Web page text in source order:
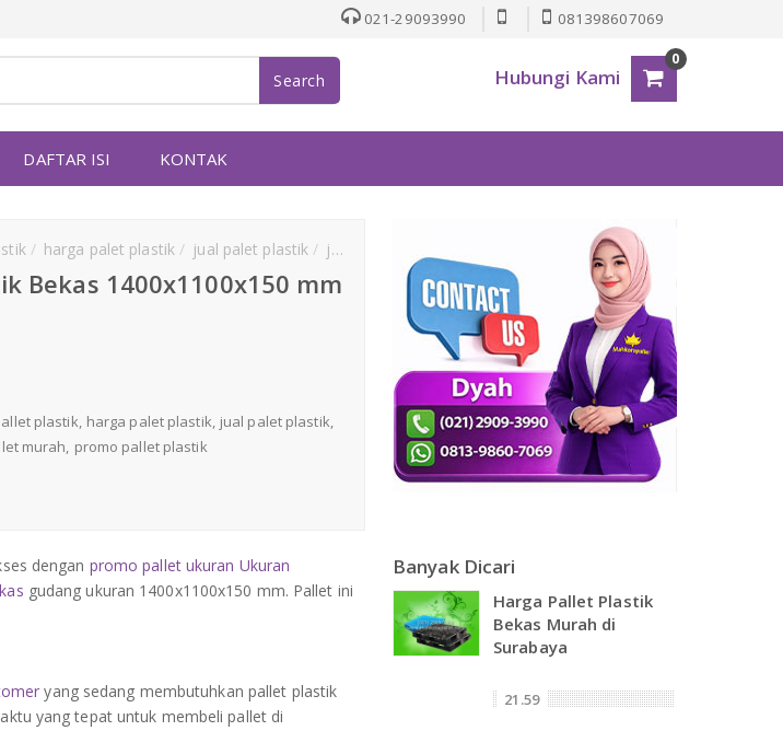
021-29093990 081398607069
Search Hubungi Kami
0
DAFTAR ISI KONTAK
harga palet plastik jual palet plastik jual palet plastik bekkas jual pallet murah
Bekas 1400x1100x150 mm
plastik harga palet plastik jual palet plastik
murah promo pallet plastik
dengan promo pallet ukuran Ukuran
gudang ukuran 1400x1100x150 mm. Pallet ini
yang sedang membutuhkan pallet plastik
yang tepat untuk membeli pallet di
Banyak Dicari
Harga Pallet Plastik
Bekas Murah di
Surabaya
21.59